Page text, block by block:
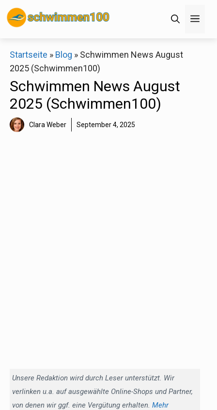
Zum
Inhalt
Startseite » Blog » Schwimmen News August
2025 (Schwimmen100)
Schwimmen News August
2025 (Schwimmen100)
Clara Weber September 4, 2025
Unsere Redaktion wird durch Leser unterstützt. Wir
verlinken u.a. auf ausgewählte Online-Shops und Partner,
von denen wir ggf. eine Vergütung erhalten. Mehr
Decathlon Sale
Schaue dir jetzt die meistverkauften Produkte im
Sale bei Decathlon an!